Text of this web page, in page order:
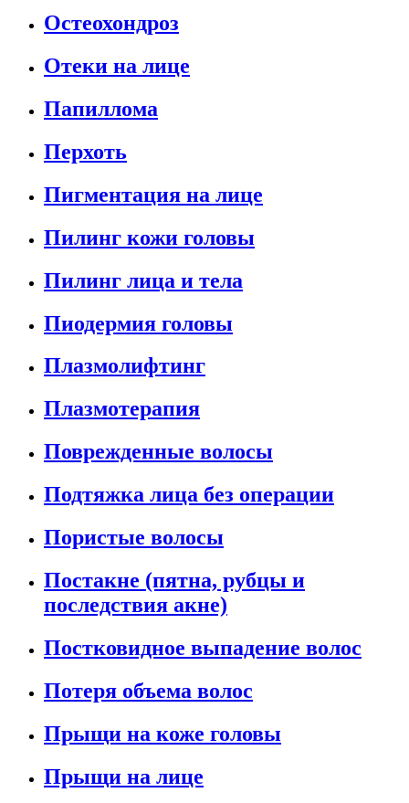
Остеохондроз
Отеки на лице
Папиллома
Перхоть
Пигментация на лице
Пилинг кожи головы
Пилинг лица и тела
Пиодермия головы
Плазмолифтинг
Плазмотерапия
Поврежденные волосы
Подтяжка лица без операции
Пористые волосы
Постакне (пятна, рубцы и
последствия акне)
Постковидное выпадение волос
Потеря объема волос
Прыщи на коже головы
Прыщи на лице